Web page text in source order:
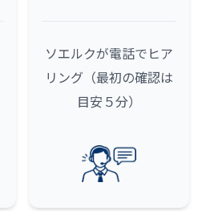
ソエルクが電話でヒア
リング（最初の確認は
目安５分）